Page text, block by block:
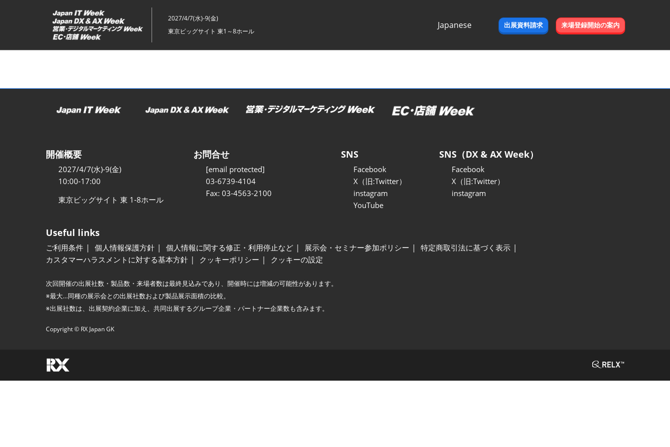
ッ
2027/4/7(水)-9(金)
東京ビッグサイト 東1～8ホール
Japanese
出展資料請求 来場登録開始の案内
開催概要
2027/4/7(水)-9(金)
10:00-17:00
東京ビッグサイト 東 1-8ホール
お問合せ
[email protected]
03-6739-4104
Fax: 03-4563-2100
SNS
Facebook
X（旧:Twitter）
instagram
YouTube
SNS（DX & AX Week）
Facebook
X（旧:Twitter）
instagram
Useful links
ご利用条件 個人情報保護方針 個人情報に関する修正・利用停止など 展示会・セミナー参加ポリシー
特定商取引法に基づく表示
カスタマーハラスメントに対する基本方針
クッキーポリシー クッキーの設定
次回開催の出展社数・製品数・来場者数は最終見込みであり、開催時には増減の可能性があります。
※最大…同種の展示会との出展社数および製品展示面積の比較。
※出展社数は、出展契約企業に加え、共同出展するグループ企業・パートナー企業数も含みます。
Copyright © RX Japan GK